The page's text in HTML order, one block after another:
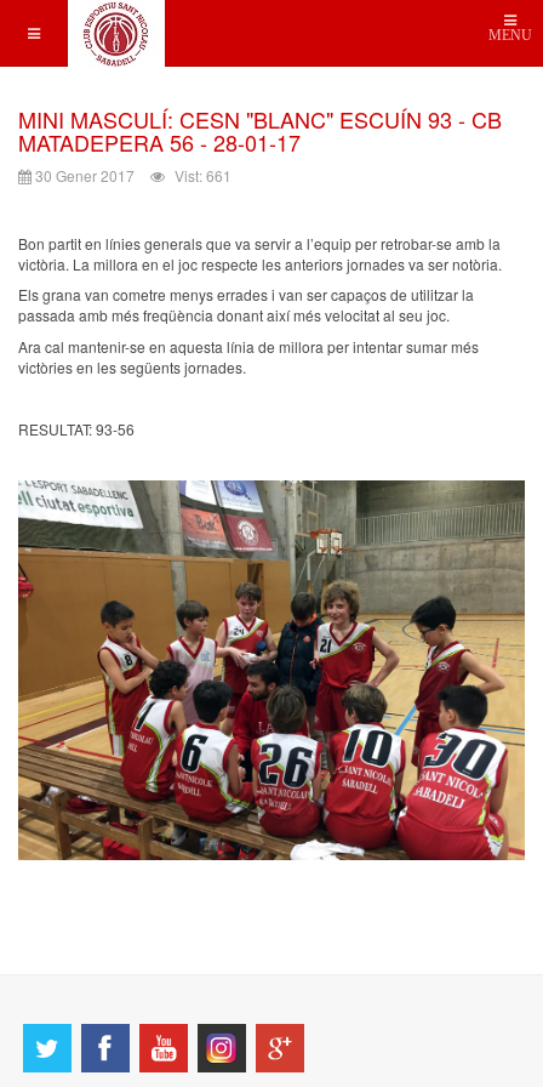
MENU
MINI MASCULÍ: CESN "BLANC" ESCUÍN 93 - CB
MATADEPERA 56 - 28-01-17
30 Gener 2017 Vist: 661
Bon partit en línies generals que va servir a l’equip per retrobar-se amb la
victòria. La millora en el joc respecte les anteriors jornades va ser notòria.
Els grana van cometre menys errades i van ser capaços de utilitzar la
passada amb més freqüència donant així més velocitat al seu joc.
Ara cal mantenir-se en aquesta línia de millora per intentar sumar més
victòries en les següents jornades.
RESULTAT: 93-56